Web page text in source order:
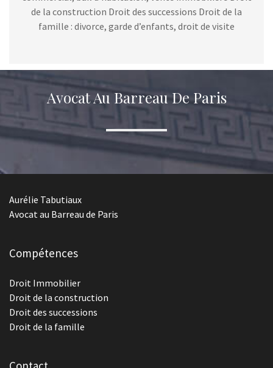
de la construction Droit des successions Droit de la
famille : divorce, garde d’enfants, droit de visite
Avocat Au Barreau De Paris
Aurélie Tabutiaux
Avocat au Barreau de Paris
Compétences
Droit Immobilier
Droit de la construction
Droit des successions
Droit de la famille